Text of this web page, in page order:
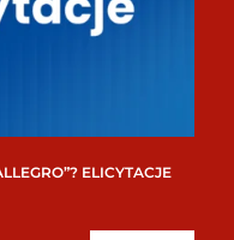
ELICYTACJE